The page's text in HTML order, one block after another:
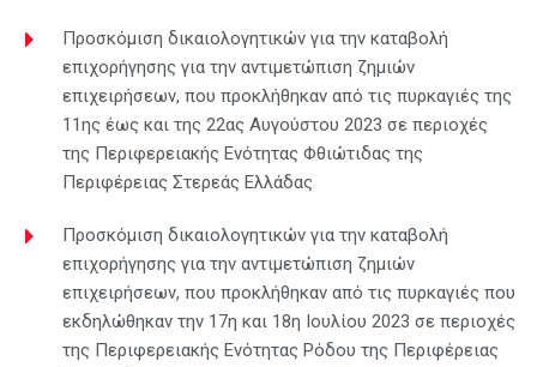
Προσκόμιση δικαιολογητικών για την καταβολή
επιχορήγησης για την αντιμετώπιση ζημιών
επιχειρήσεων, που προκλήθηκαν από τις πυρκαγιές της
11ης έως και της 22ας Αυγούστου 2023 σε περιοχές
της Περιφερειακής Ενότητας Φθιώτιδας της
Περιφέρειας Στερεάς Ελλάδας
Προσκόμιση δικαιολογητικών για την καταβολή
επιχορήγησης για την αντιμετώπιση ζημιών
επιχειρήσεων, που προκλήθηκαν από τις πυρκαγιές που
εκδηλώθηκαν την 17η και 18η Ιουλίου 2023 σε περιοχές
της Περιφερειακής Ενότητας Ρόδου της Περιφέρειας